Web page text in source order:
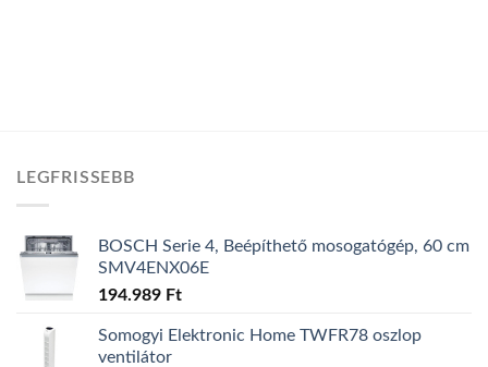
LEGFRISSEBB
BOSCH Serie 4, Beépíthető mosogatógép, 60 cm
SMV4ENX06E
194.989 Ft
Somogyi Elektronic Home TWFR78 oszlop
ventilátor